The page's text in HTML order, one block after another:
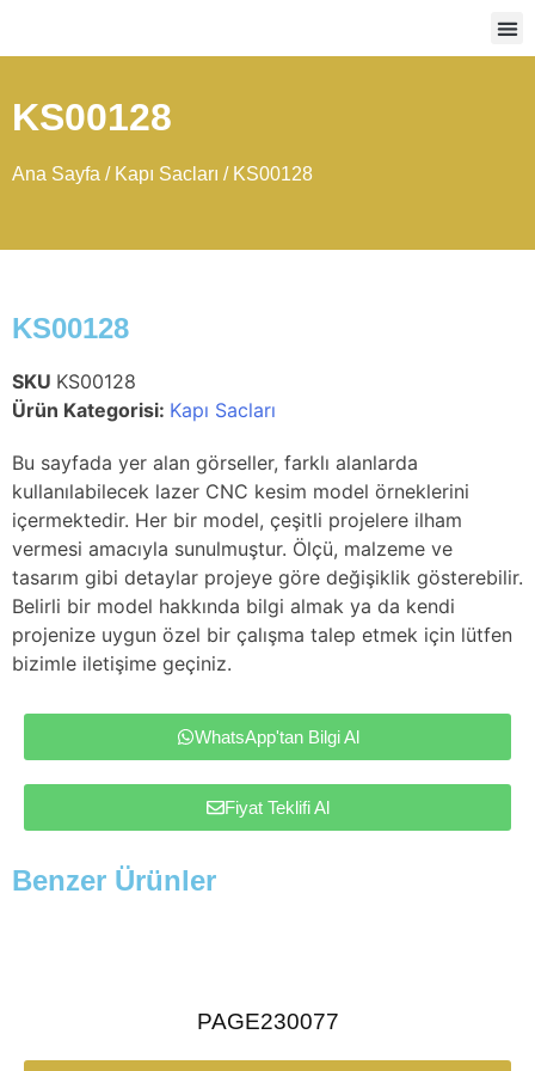
KS00128
Ana Sayfa / Kapı Sacları / KS00128
KS00128
SKU KS00128
Ürün Kategorisi: Kapı Sacları
Bu sayfada yer alan görseller, farklı alanlarda
kullanılabilecek lazer CNC kesim model örneklerini
içermektedir. Her bir model, çeşitli projelere ilham
vermesi amacıyla sunulmuştur. Ölçü, malzeme ve
tasarım gibi detaylar projeye göre değişiklik gösterebilir.
Belirli bir model hakkında bilgi almak ya da kendi
projenize uygun özel bir çalışma talep etmek için lütfen
bizimle iletişime geçiniz.
WhatsApp'tan Bilgi Al
Fiyat Teklifi Al
Benzer Ürünler
PAGE230077